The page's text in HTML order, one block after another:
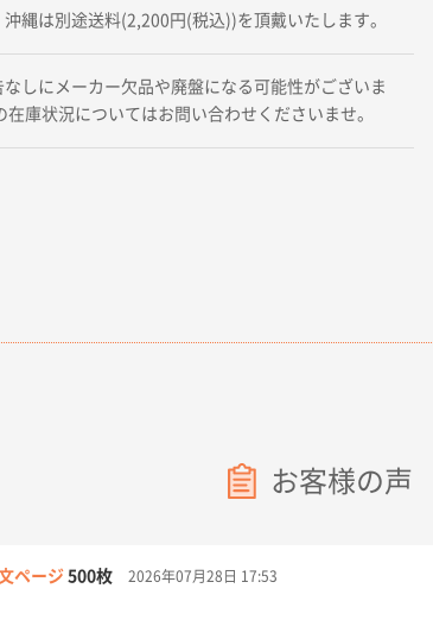
縄は別途送料(2,200円(税込))を頂戴いたします。
なしにメーカー欠品や廃盤になる可能性がございま
在庫状況についてはお問い合わせくださいませ。
お客様の声
文ページ 500枚 2026年07月28日 17:53